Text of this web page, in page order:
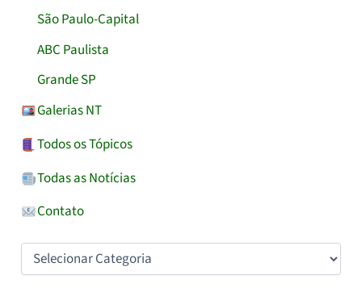
São Paulo-Capital
ABC Paulista
Grande SP
Galerias NT
Todos os Tópicos
Todas as Notícias
Contato